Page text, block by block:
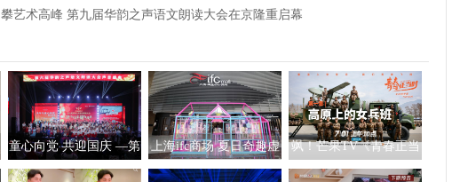
艺术高峰 第九届华韵之声语文朗读大会在京隆重启幕
童心向党 共迎国庆 —第
六届“华韵之声”语文朗
上海ifc商场 夏日奇趣虚
拟互动艺术展
飒！芒果TV《青春正当
时》走近首支高原女子